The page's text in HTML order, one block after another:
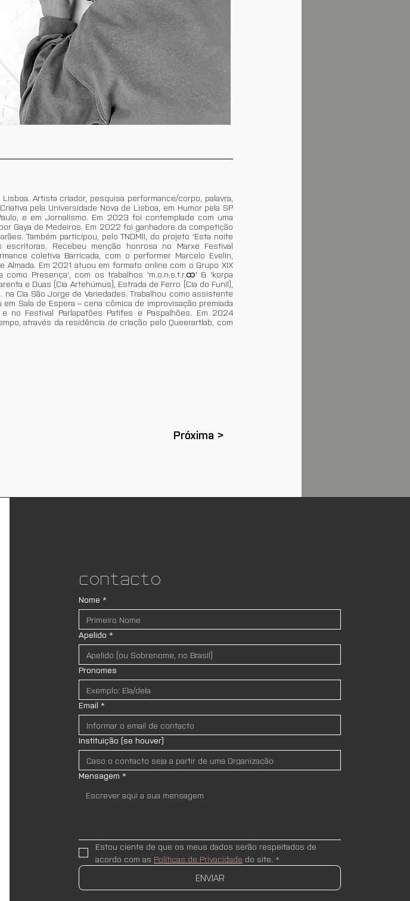
Artista criador, pesquisa performance/corpo, palavra,
pela Universidade Nova de Lisboa, em Humor pela SP
e em Jornalismo. Em 2023 foi contemplade com uma
Gaya de Medeiros. Em 2022 foi ganhadore da competição
Também participou, pelo TNDMII, do projeto 'Esta noite
Recebeu menção honrosa no Marxe Festival
coletiva Barricada, com o performer Marcelo Evelin,
Em 2021 atuou em formato online com o Grupo XIX
como Presença', com os trabalhos 'm.o.n.s.t.r.ထ' & 'korpa
e Duas (Cia Artehúmus), Estrada de Ferro (Cia do Funil),
na Cia São Jorge de Variedades. Trabalhou como assistente
Sala de Espera – cena cômica de improvisação premiada
no Festival Parlapatões Patifes e Paspalhões. Em 2024
através da residência de criação pelo Queerartlab, com
Próxima >
Contacto
Nome *
Apelido *
Pronomes
Email *
Instituição (se houver)
Mensagem *
Estou ciente de que os meus dados serão respeitados de
acordo com as Políticas de Privacidade do site. *
ENVIAR